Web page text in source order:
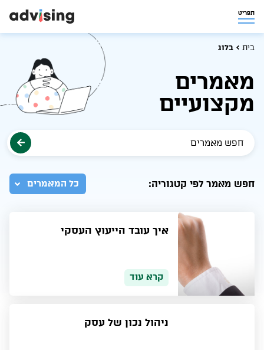
תפריט
בית בלוג
מאמרים
מקצועיים
חפש מאמר לפי קטגוריה: כל המאמרים
איך עובד הייעוץ העסקי
קרא עוד
ניהול נכון של עסק